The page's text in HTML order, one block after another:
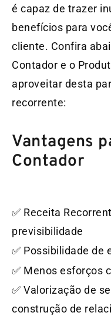
é capaz de trazer
benefícios para
cliente. Confira
Contador e o
aproveitar desta
recorrente:
Vantagens
Contador
✅ Receita
previsibilidade
✅ Possibilidade de
✅ Menos esforços
✅ Valorização de
construção de